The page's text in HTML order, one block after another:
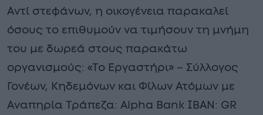
Αντί στεφάνων, η οικογένεια παρακαλεί
όσους το επιθυμούν να τιμήσουν τη μνήμη
του με δωρεά στους παρακάτω
οργανισμούς: «Το Εργαστήρι» – Σύλλογος
Γονέων, Κηδεμόνων και Φίλων Ατόμων με
Αναπηρία Τράπεζα: Alpha Bank ΙΒΑΝ: GR